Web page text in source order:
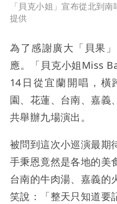
「貝克小姐」宣布從北到
提供
為了感謝廣大「貝果
應。「貝克小姐Miss
14日從宜蘭開唱，橫
園、花蓮、台南、嘉義
共舉辦九場演出。
被問到這次小巡演最期
手秉恩竟然是各地的美
台南的牛肉湯、嘉義的
笑說：「整天只知道要